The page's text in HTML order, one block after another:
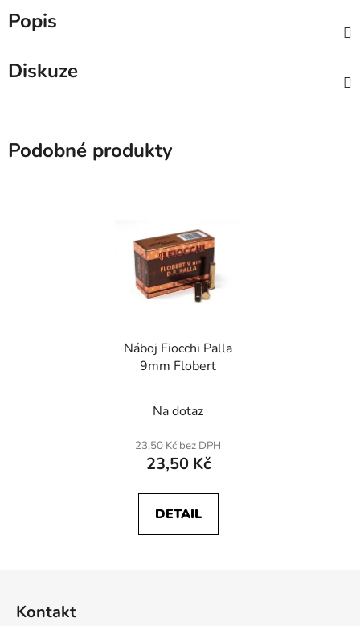
Popis
Diskuze
Podobné produkty
Náboj Fiocchi Palla
9mm Flobert
Na dotaz
23,50 Kč bez DPH
23,50 Kč
DETAIL
Kontakt